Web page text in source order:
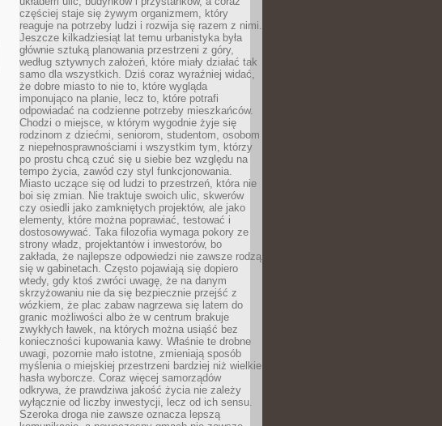
częściej staje się żywym organizmem, który
reaguje na potrzeby ludzi i rozwija się razem z nimi.
Jeszcze kilkadziesiąt lat temu urbanistyka była
głównie sztuką planowania przestrzeni z góry,
według sztywnych założeń, które miały działać tak
samo dla wszystkich. Dziś coraz wyraźniej widać,
że dobre miasto to nie to, które wygląda
imponująco na planie, lecz to, które potrafi
odpowiadać na codzienne potrzeby mieszkańców.
Chodzi o miejsce, w którym wygodnie żyje się
rodzinom z dziećmi, seniorom, studentom, osobom
z niepełnosprawnościami i wszystkim tym, którzy
po prostu chcą czuć się u siebie bez względu na
tempo życia, zawód czy styl funkcjonowania.
Miasto uczące się od ludzi to przestrzeń, która nie
boi się zmian. Nie traktuje swoich ulic, skwerów
czy osiedli jako zamkniętych projektów, ale jako
elementy, które można poprawiać, testować i
dostosowywać. Taka filozofia wymaga pokory ze
strony władz, projektantów i inwestorów, bo
zakłada, że najlepsze odpowiedzi nie zawsze rodzą
się w gabinetach. Często pojawiają się dopiero
wtedy, gdy ktoś zwróci uwagę, że na danym
skrzyżowaniu nie da się bezpiecznie przejść z
wózkiem, że plac zabaw nagrzewa się latem do
granic możliwości albo że w centrum brakuje
zwykłych ławek, na których można usiąść bez
konieczności kupowania kawy. Właśnie te drobne
uwagi, pozornie mało istotne, zmieniają sposób
myślenia o miejskiej przestrzeni bardziej niż wielkie
hasła wyborcze. Coraz więcej samorządów
odkrywa, że prawdziwa jakość życia nie zależy
wyłącznie od liczby inwestycji, lecz od ich sensu.
Szeroka droga nie zawsze oznacza lepszą